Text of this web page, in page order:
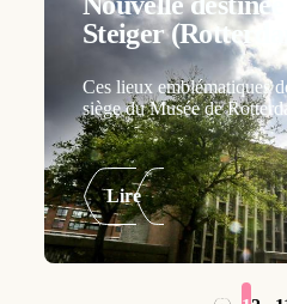
Steiger
Ces lieux emblématiques
siège du Musée de
Lire